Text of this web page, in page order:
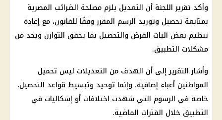
وأكد تقرير اللجنة أن التعديل يلزم مصلحة الضرائب المصرية
بمتابعة تحصيل وتوريد الرسم المقرر وفقًا للقانون، مع إعادة
تنظيم بعض آليات الفرض والتحصيل بما يحقق التوازن ويحد من
مشكلات التطبيق.
وأشار التقرير إلى أن الهدف من التعديلات ليس تحميل
المواطنين أعباء إضافية، وإنما توحيد وتبسيط قواعد التحصيل،
خاصة في الرسوم التي شهدت اختلافات أو إشكاليات في
التطبيق خلال الفترات الماضية.